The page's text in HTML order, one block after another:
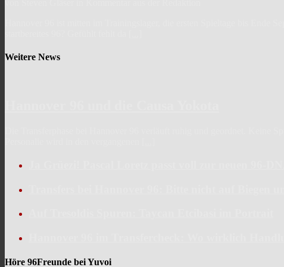
Weitere News
Höre 96Freunde bei Yuvoi